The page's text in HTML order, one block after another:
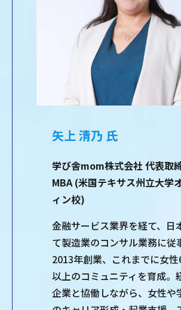
矢上 清乃 氏
学び舎mom株式会社 代表取
MBA (米国テキサス州立大学
ィン校)
金融サービス業界を経て、日
て製造業のコンサル業務に従
2013年創業、これまでに女
以上のコミュニティを育成。
企業と協働しながら、女性や